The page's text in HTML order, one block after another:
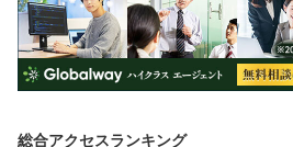
総合アクセスランキング